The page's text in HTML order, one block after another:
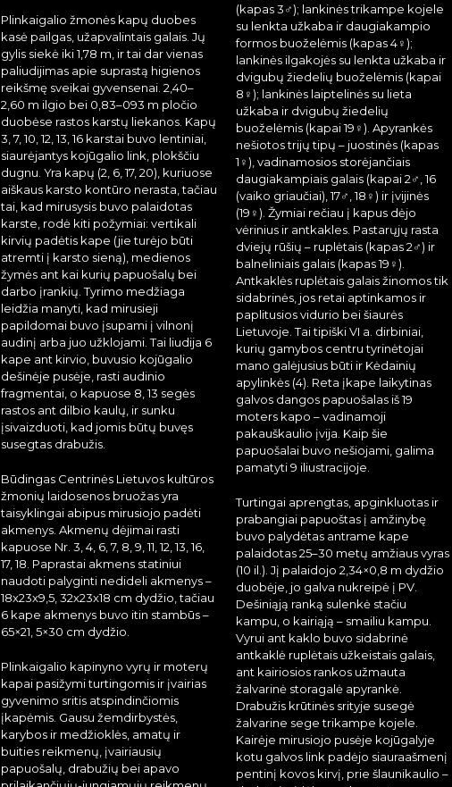
Plinkaigalio žmonės kapų duobes
kasė pailgas, užapvalintais galais. Jų
gylis siekė iki 1,78 m, ir tai dar vienas
paliudijimas apie suprastą higienos
reikšmę sveikai gyvensenai. 2,40–
2,60 m ilgio bei 0,83–093 m pločio
duobėse rastos karstų liekanos. Kapų
3, 7, 10, 12, 13, 16 karstai buvo lentiniai,
siaurėjantys kojūgalio link, plokščiu
dugnu. Yra kapų (2, 6, 17, 20), kuriuose
aiškaus karsto kontūro nerasta, tačiau
tai, kad mirusysis buvo palaidotas
karste, rodė kiti požymiai: vertikali
kirvių padėtis kape (jie turėjo būti
atremti į karsto sieną), medienos
žymės ant kai kurių papuošalų bei
darbo įrankių. Tyrimo medžiaga
leidžia manyti, kad mirusieji
papildomai buvo įsupami į vilnonį
audinį arba juo užklojami. Tai liudija 6
kape ant kirvio, buvusio kojūgalio
dešinėje pusėje, rasti audinio
fragmentai, o kapuose 8, 13 segės
rastos ant dilbio kaulų, ir sunku
įsivaizduoti, kad jomis būtų buvęs
susegtas drabužis.
Būdingas Centrinės Lietuvos kultūros
žmonių laidosenos bruožas yra
taisyklingai abipus mirusiojo padėti
akmenys. Akmenų dėjimai rasti
kapuose Nr. 3, 4, 6, 7, 8, 9, 11, 12, 13, 16,
17, 18. Paprastai akmens statiniui
naudoti palyginti nedideli akmenys –
18x23x9,5, 32x23x18 cm dydžio, tačiau
6 kape akmenys buvo itin stambūs –
65×21, 5×30 cm dydžio.
Plinkaigalio kapinyno vyrų ir moterų
kapai pasižymi turtingomis ir įvairias
gyvenimo sritis atspindinčiomis
įkapėmis. Gausu žemdirbystės,
karybos ir medžioklės, amatų ir
buities reikmenų, įvairiausių
papuošalų, drabužių bei apavo
(kapas 3♂); lankinės trikampe kojele
su lenkta užkaba ir daugiakampio
formos buoželėmis (kapas 4♀);
lankinės ilgakojės su lenkta užkaba ir
dvigubų žiedelių buoželėmis (kapai
8♀); lankinės laiptelinės su lieta
užkaba ir dvigubų žiedelių
buoželėmis (kapai 19♀). Apyrankės
nešiotos trijų tipų – juostinės (kapas
1♀), vadinamosios storėjančiais
daugiakampiais galais (kapai 2♂, 16
(vaiko griaučiai), 17♂, 18♀) ir įvijinės
(19♀). Žymiai rečiau į kapus dėjo
vėrinius ir antkakles. Pastarųjų rasta
dviejų rūšių – ruplėtais (kapas 2♂) ir
balneliniais galais (kapas 19♀).
Antkaklės ruplėtais galais žinomos tik
sidabrinės, jos retai aptinkamos ir
paplitusios vidurio bei šiaurės
Lietuvoje. Tai tipiški VI a. dirbiniai,
kurių gamybos centru tyrinėtojai
mano galėjusius būti ir Kėdainių
apylinkės (4). Reta įkape laikytinas
galvos dangos papuošalas iš 19
moters kapo – vadinamoji
pakauškaulio įvija. Kaip šie
papuošalai buvo nešiojami, galima
pamatyti 9 iliustracijoje.
Turtingai aprengtas, apginkluotas ir
prabangiai papuoštas į amžinybę
buvo palydėtas antrame kape
palaidotas 25–30 metų amžiaus vyras
(10 il.). Jį palaidojo 2,34×0,8 m dydžio
duobėje, jo galva nukreipė į PV.
Dešiniąją ranką sulenkė stačiu
kampu, o kairiąją – smailiu kampu.
Vyrui ant kaklo buvo sidabrinė
antkaklė ruplėtais užkeistais galais,
ant kairiosios rankos užmauta
žalvarinė storagalė apyrankė.
Drabužis krūtinės srityje susegė
žalvarine sege trikampe kojele.
Kairėje mirusiojo pusėje kojūgalyje
kotu galvos link padėjo siauraašmenį
pentinį kovos kirvį, prie šlaunikaulio –